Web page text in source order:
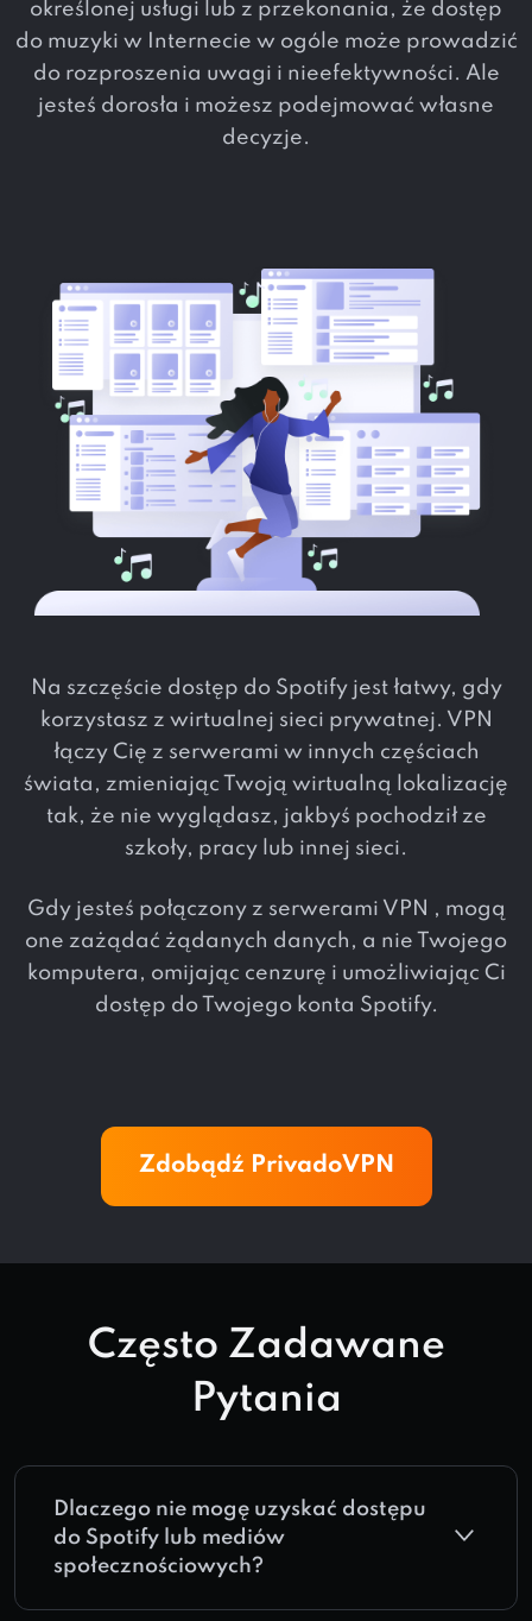
określonej usługi lub z przekonania, że ​​dostęp
do muzyki w Internecie w ogóle może prowadzić
do rozproszenia uwagi i nieefektywności. Ale
jesteś dorosła i możesz podejmować własne
decyzje.
Na szczęście dostęp do Spotify jest łatwy, gdy
korzystasz z wirtualnej sieci prywatnej. VPN
łączy Cię z serwerami w innych częściach
świata, zmieniając Twoją wirtualną lokalizację
tak, że nie wyglądasz, jakbyś pochodził ze
szkoły, pracy lub innej sieci.
Gdy jesteś połączony z serwerami VPN , mogą
one zażądać żądanych danych, a nie Twojego
komputera, omijając cenzurę i umożliwiając Ci
dostęp do Twojego konta Spotify.
Zdobądź PrivadoVPN
Często Zadawane
Pytania
Dlaczego nie mogę uzyskać dostępu
do Spotify lub mediów
społecznościowych?